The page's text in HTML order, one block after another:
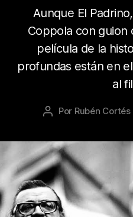
Aunque El
Coppola con guion
película de la
profundas están en
al
Autor
publicación
Por Rubén Cortés